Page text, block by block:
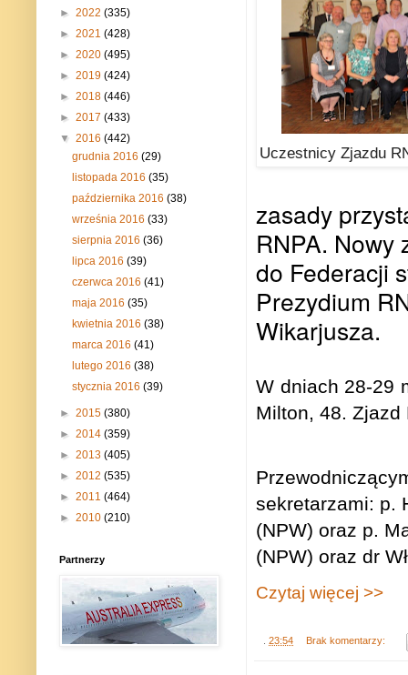
Uczestnicy Zjazdu
zasady
RNPA.
do Federacji
Prezydium
Wikarjusza.
W dniach 28-29
Milton, 48. Zjazd
sekretarzami: p.
(NPW) oraz p.
(NPW) oraz dr
Czytaj więcej >>
. 23:54 Brak komentarzy:
► 2022 (335)
► 2021 (428)
► 2020 (495)
► 2019 (424)
► 2018 (446)
► 2017 (433)
▼ 2016 (442)
grudnia 2016(29)
listopada 2016(35)
października 2016(38)
września 2016(33)
sierpnia 2016(36)
lipca 2016(39)
czerwca 2016(41)
maja 2016(35)
kwietnia 2016(38)
marca 2016(41)
lutego 2016(38)
stycznia 2016(39)
► 2015 (380)
► 2014 (359)
► 2013 (405)
► 2012 (535)
► 2011 (464)
► 2010 (210)
Partnerzy